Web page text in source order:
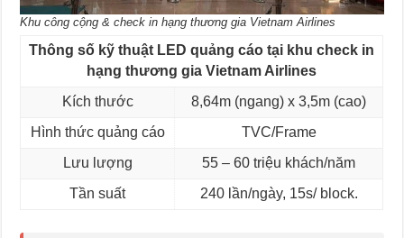
Khu công cộng & check in hạng thương gia Vietnam Airlines
Thông số kỹ thuật LED quảng cáo tại khu check in
hạng thương gia Vietnam Airlines
Kích thước
8,64m (ngang) x 3,5m (cao)
Hình thức quảng cáo
TVC/Frame
Lưu lượng
55 – 60 triệu khách/năm
Tần suất
240 lần/ngày, 15s/ block.